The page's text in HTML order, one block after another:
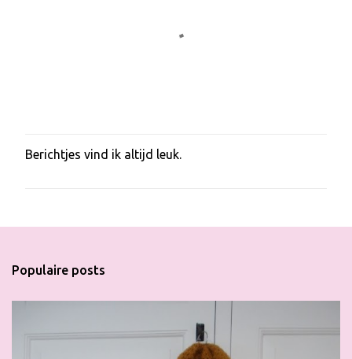
E
a
i
p
Berichtjes vind ik altijd leuk.
Populaire posts